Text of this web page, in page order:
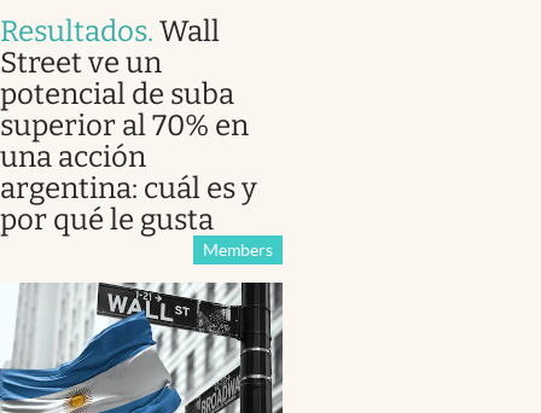
Resultados. Wall
Street ve un
potencial de suba
superior al 70% en
una acción
argentina: cuál es y
por qué le gusta
Members